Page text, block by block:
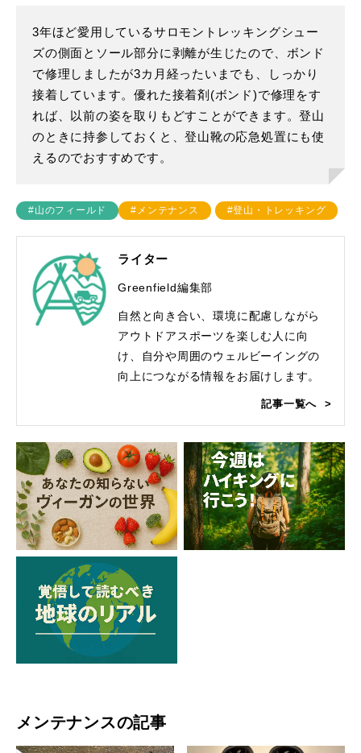
3年ほど愛用しているサロモントレッキングシュー
ズの側面とソール部分に剥離が生じたので、ボンド
で修理しましたが3カ月経ったいまでも、しっかり
接着しています。優れた接着剤(ボンド)で修理をす
れば、以前の姿を取りもどすことができます。登山
のときに持参しておくと、登山靴の応急処置にも使
えるのでおすすめです。
#山のフィールド #メンテナンス #登山・トレッキング
ライター
Greenfield編集部
自然と向き合い、環境に配慮しながら
アウトドアスポーツを楽しむ人に向
け、自分や周囲のウェルビーイングの
向上につながる情報をお届けします。
記事一覧へ
メンテナンスの記事